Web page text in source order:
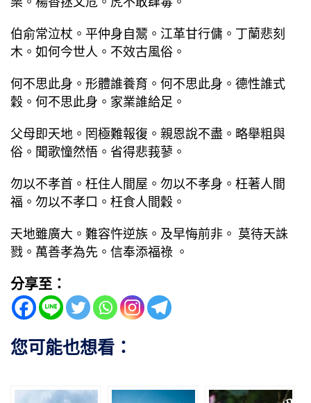
伯俞常泣杖。平仲身自鬵。江革甘行傭。丁蘭悲刻
木。如何今世人。不效古風俗。
何不思此身。形體誰養育。何不思此身。德性誰式
穀。何不思此身。家業誰給足。
父母即天地。罔極難報復。親恩說不盡。略舉粗與
俗。聞歌憧然悟。省得悲莪蓼。
勿以不孝首。枉住人間屋。勿以不孝身。枉著人間
福。勿以不孝口。枉食人間穀。
天地雖廣大。難容忤逆族。及早悔前非。 莫待天誅
戮。萬善孝為先。信奉添福祿 。
分享至：
您可能也想看：